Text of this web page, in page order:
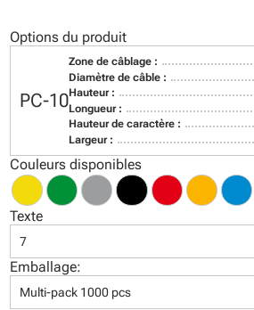
Options du produit
PC-10
Zone de câblage :
Diamètre de câble :
Hauteur :
Longueur :
Hauteur de caractère :
Largeur :
Couleurs disponibles
Texte
7
Emballage:
Multi-pack 1000 pcs